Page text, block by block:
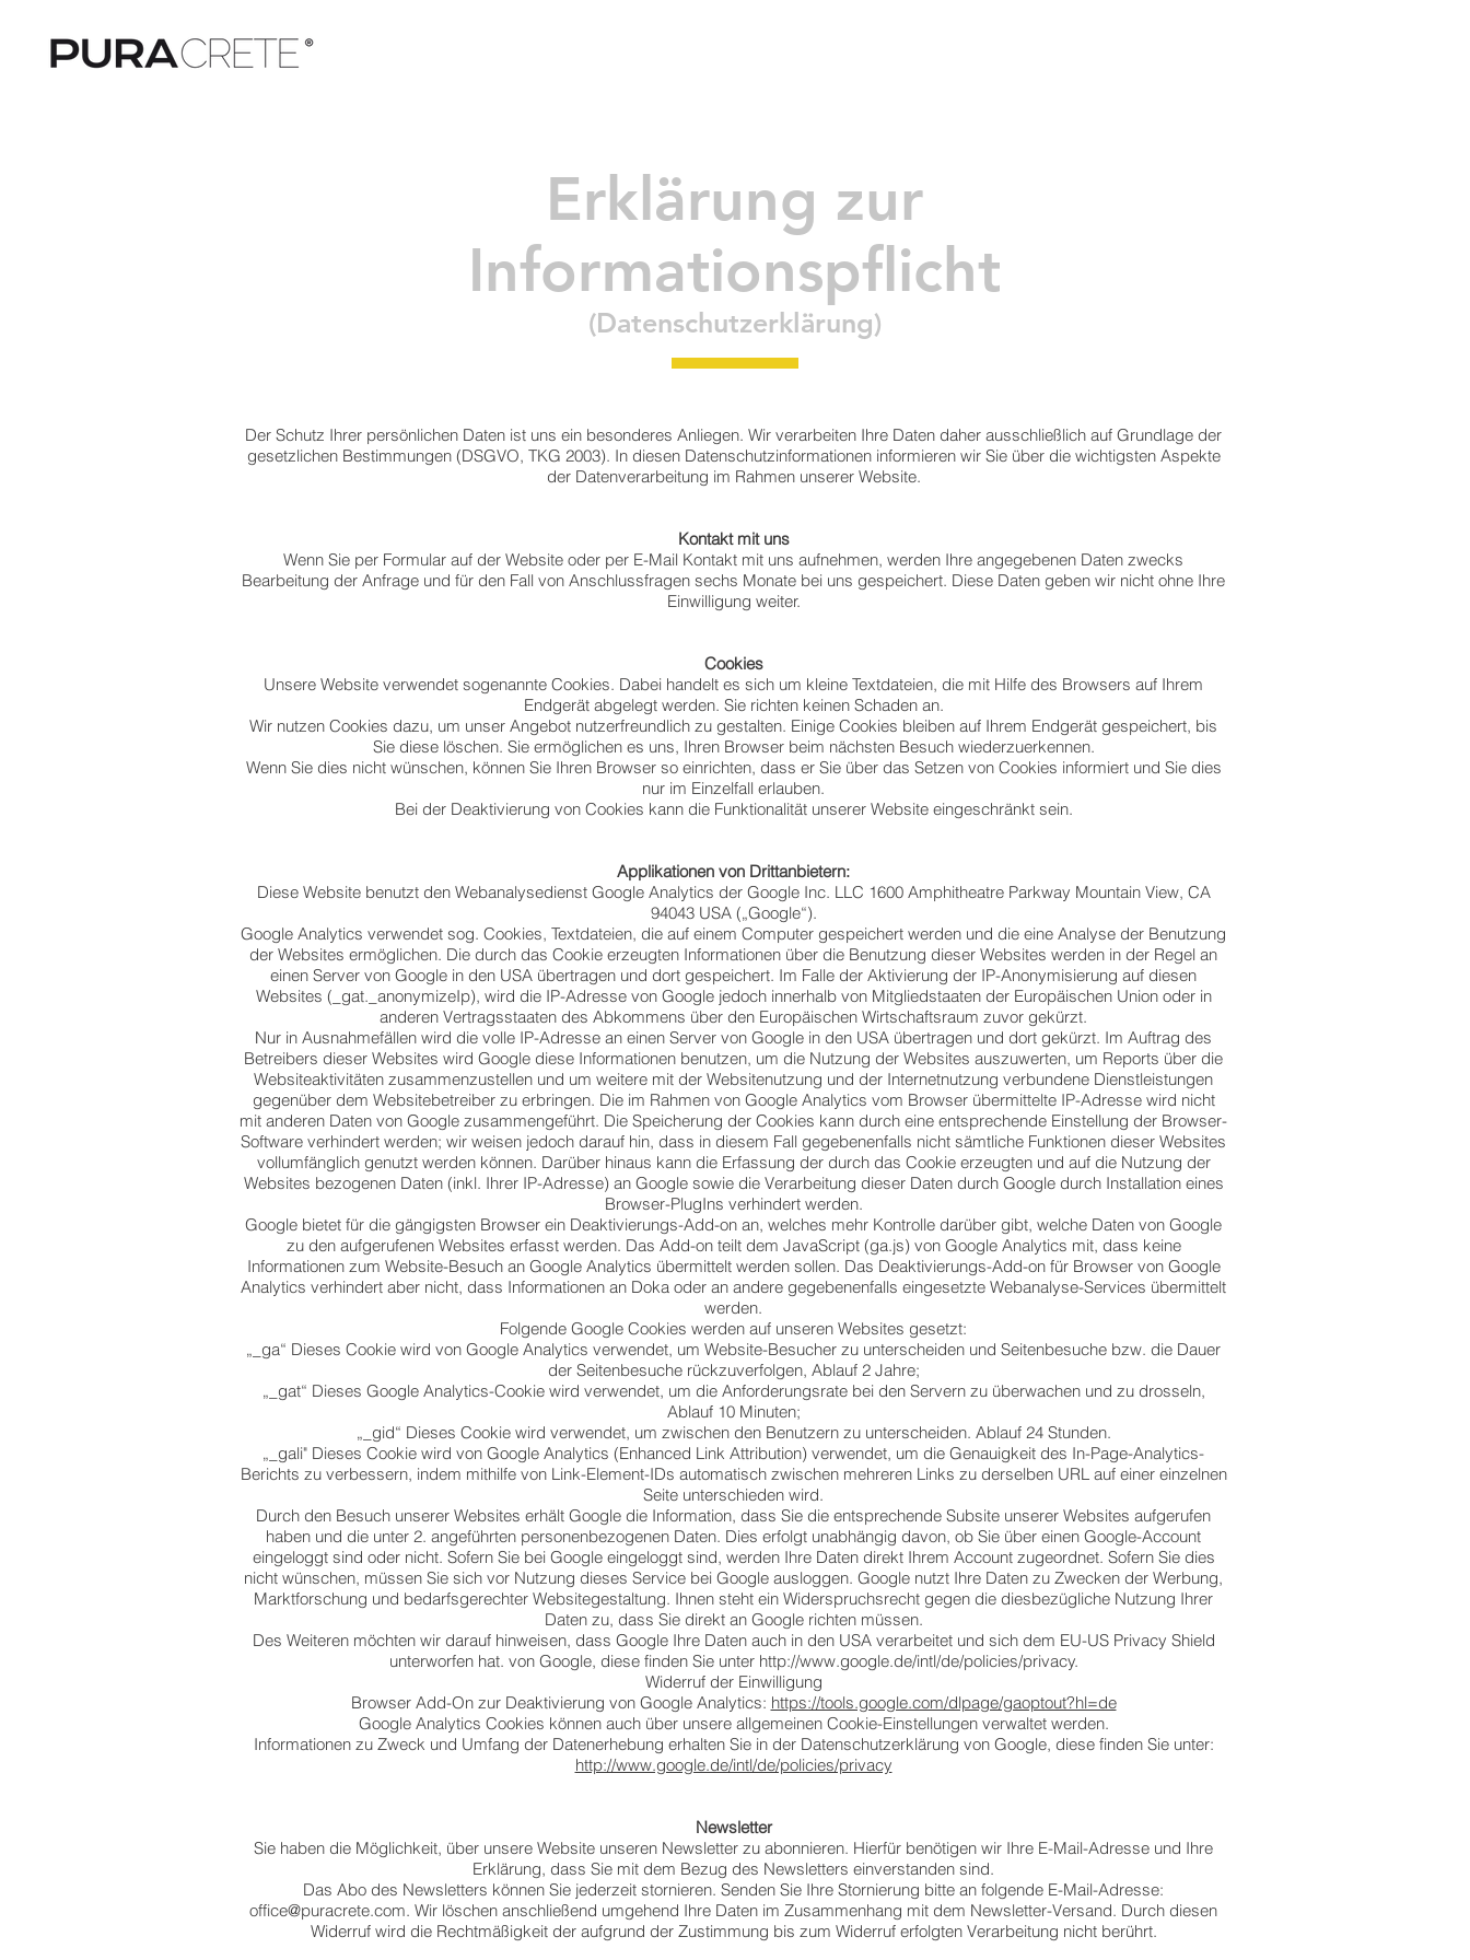
Erklärung zur
Informationspflicht
(Datenschutzerklärung)
Der Schutz Ihrer persönlichen Daten ist uns ein besonderes Anliegen. Wir verarbeiten Ihre Daten daher ausschließlich auf Grundlage der
gesetzlichen Bestimmungen (DSGVO, TKG 2003). In diesen Datenschutzinformationen informieren wir Sie über die wichtigsten Aspekte
der Datenverarbeitung im Rahmen unserer Website.
Kontakt mit uns
Wenn Sie per Formular auf der Website oder per E-Mail Kontakt mit uns aufnehmen, werden Ihre angegebenen Daten zwecks
Bearbeitung der Anfrage und für den Fall von Anschlussfragen sechs Monate bei uns gespeichert. Diese Daten geben wir nicht ohne Ihre
Einwilligung weiter.
Cookies
Unsere Website verwendet sogenannte Cookies. Dabei handelt es sich um kleine Textdateien, die mit Hilfe des Browsers auf Ihrem
Endgerät abgelegt werden. Sie richten keinen Schaden an.
Wir nutzen Cookies dazu, um unser Angebot nutzerfreundlich zu gestalten. Einige Cookies bleiben auf Ihrem Endgerät gespeichert, bis
Sie diese löschen. Sie ermöglichen es uns, Ihren Browser beim nächsten Besuch wiederzuerkennen.
Wenn Sie dies nicht wünschen, können Sie Ihren Browser so einrichten, dass er Sie über das Setzen von Cookies informiert und Sie dies
nur im Einzelfall erlauben.
Bei der Deaktivierung von Cookies kann die Funktionalität unserer Website eingeschränkt sein.
​Applikationen von Drittanbietern:
Diese Website benutzt den Webanalysedienst Google Analytics der Google Inc. LLC 1600 Amphitheatre Parkway Mountain View, CA
94043 USA („Google“).
Google Analytics verwendet sog. Cookies, Textdateien, die auf einem Computer gespeichert werden und die eine Analyse der Benutzung
der Websites ermöglichen. Die durch das Cookie erzeugten Informationen über die Benutzung dieser Websites werden in der Regel an
einen Server von Google in den USA übertragen und dort gespeichert. Im Falle der Aktivierung der IP-Anonymisierung auf diesen
Websites (_gat._anonymizeIp), wird die IP-Adresse von Google jedoch innerhalb von Mitgliedstaaten der Europäischen Union oder in
anderen Vertragsstaaten des Abkommens über den Europäischen Wirtschaftsraum zuvor gekürzt.
Nur in Ausnahmefällen wird die volle IP-Adresse an einen Server von Google in den USA übertragen und dort gekürzt. Im Auftrag des
Betreibers dieser Websites wird Google diese Informationen benutzen, um die Nutzung der Websites auszuwerten, um Reports über die
Websiteaktivitäten zusammenzustellen und um weitere mit der Websitenutzung und der Internetnutzung verbundene Dienstleistungen
gegenüber dem Websitebetreiber zu erbringen. Die im Rahmen von Google Analytics vom Browser übermittelte IP-Adresse wird nicht
mit anderen Daten von Google zusammengeführt. Die Speicherung der Cookies kann durch eine entsprechende Einstellung der Browser-
Software verhindert werden; wir weisen jedoch darauf hin, dass in diesem Fall gegebenenfalls nicht sämtliche Funktionen dieser Websites
vollumfänglich genutzt werden können. Darüber hinaus kann die Erfassung der durch das Cookie erzeugten und auf die Nutzung der
Websites bezogenen Daten (inkl. Ihrer IP-Adresse) an Google sowie die Verarbeitung dieser Daten durch Google durch Installation eines
Browser-PlugIns verhindert werden.
Google bietet für die gängigsten Browser ein Deaktivierungs-Add-on an, welches mehr Kontrolle darüber gibt, welche Daten von Google
zu den aufgerufenen Websites erfasst werden. Das Add-on teilt dem JavaScript (ga.js) von Google Analytics mit, dass keine
Informationen zum Website-Besuch an Google Analytics übermittelt werden sollen. Das Deaktivierungs-Add-on für Browser von Google
Analytics verhindert aber nicht, dass Informationen an Doka oder an andere gegebenenfalls eingesetzte Webanalyse-Services übermittelt
werden.
Folgende Google Cookies werden auf unseren Websites gesetzt:
„_ga“ Dieses Cookie wird von Google Analytics verwendet, um Website-Besucher zu unterscheiden und Seitenbesuche bzw. die Dauer
der Seitenbesuche rückzuverfolgen, Ablauf 2 Jahre;
„_gat“ Dieses Google Analytics-Cookie wird verwendet, um die Anforderungsrate bei den Servern zu überwachen und zu drosseln,
Ablauf 10 Minuten;
„_gid“ Dieses Cookie wird verwendet, um zwischen den Benutzern zu unterscheiden. Ablauf 24 Stunden.
„_gali" Dieses Cookie wird von Google Analytics (Enhanced Link Attribution) verwendet, um die Genauigkeit des In-Page-Analytics-
Berichts zu verbessern, indem mithilfe von Link-Element-IDs automatisch zwischen mehreren Links zu derselben URL auf einer einzelnen
Seite unterschieden wird.
Durch den Besuch unserer Websites erhält Google die Information, dass Sie die entsprechende Subsite unserer Websites aufgerufen
haben und die unter 2. angeführten personenbezogenen Daten. Dies erfolgt unabhängig davon, ob Sie über einen Google-Account
eingeloggt sind oder nicht. Sofern Sie bei Google eingeloggt sind, werden Ihre Daten direkt Ihrem Account zugeordnet. Sofern Sie dies
nicht wünschen, müssen Sie sich vor Nutzung dieses Service bei Google ausloggen. Google nutzt Ihre Daten zu Zwecken der Werbung,
Marktforschung und bedarfsgerechter Websitegestaltung. Ihnen steht ein Widerspruchsrecht gegen die diesbezügliche Nutzung Ihrer
Daten zu, dass Sie direkt an Google richten müssen.
Des Weiteren möchten wir darauf hinweisen, dass Google Ihre Daten auch in den USA verarbeitet und sich dem EU-US Privacy Shield
unterworfen hat. von Google, diese finden Sie unter http://www.google.de/intl/de/policies/privacy.
Widerruf der Einwilligung
Browser Add-On zur Deaktivierung von Google Analytics: https://tools.google.com/dlpage/gaoptout?hl=de
Google Analytics Cookies können auch über unsere allgemeinen Cookie-Einstellungen verwaltet werden.
Informationen zu Zweck und Umfang der Datenerhebung erhalten Sie in der Datenschutzerklärung von Google, diese finden Sie unter:
http://www.google.de/intl/de/policies/privacy
Newsletter
Sie haben die Möglichkeit, über unsere Website unseren Newsletter zu abonnieren. Hierfür benötigen wir Ihre E-Mail-Adresse und Ihre
Erklärung, dass Sie mit dem Bezug des Newsletters einverstanden sind.
Das Abo des Newsletters können Sie jederzeit stornieren. Senden Sie Ihre Stornierung bitte an folgende E-Mail-Adresse:
office@puracrete.com. Wir löschen anschließend umgehend Ihre Daten im Zusammenhang mit dem Newsletter-Versand. Durch diesen
Widerruf wird die Rechtmäßigkeit der aufgrund der Zustimmung bis zum Widerruf erfolgten Verarbeitung nicht berührt.